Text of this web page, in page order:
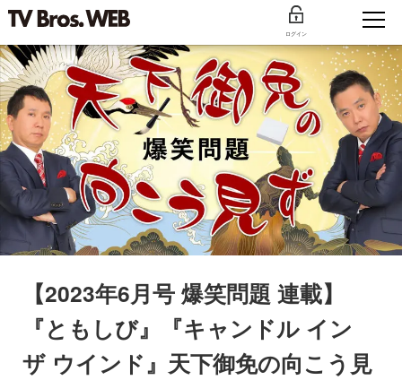
ログイン
【2023年6月号 爆笑問題 連載】
『ともしび』『キャンドル イン
ザ ウインド』天下御免の向こう見